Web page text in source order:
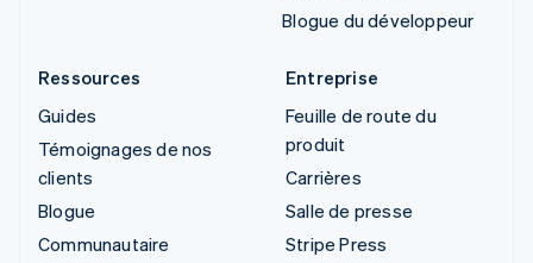
Blogue du développeur
Ressources
Guides
Témoignages de nos
clients
Blogue
Communautaire
Entreprise
Feuille de route du
produit
Carrières
Salle de presse
Stripe Press